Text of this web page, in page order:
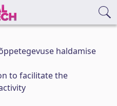
haldamise
to facilitate the